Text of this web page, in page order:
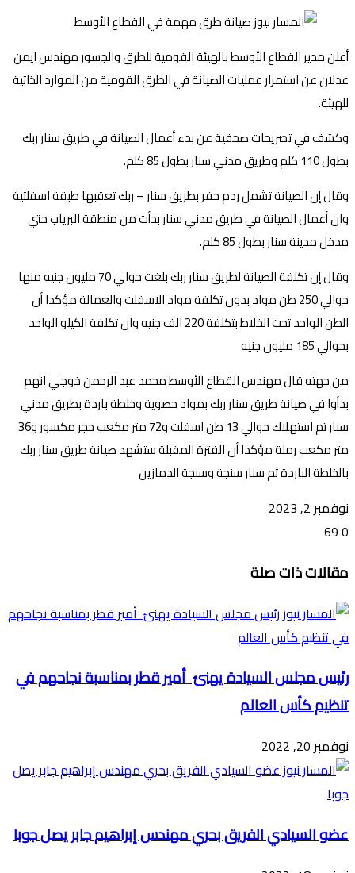
أعلن مدير القطاع الأوسط بالهيئة القومية للطرق والجسور مهندس ايمن
عدلان عن استمرار عمليات الصيانة في الطرق القومية من الموارد الذاتية
للهيئة.
وكشف في تصريحات صحفية عن بدء أعمال الصيانة في طريق سنار ربك
بطول 110 كلم وطريق مدني سنار بطول 85 كلم.
وقال إن الصيانة تشمل ردم حفر بطريق سنار – ربك تعقبها طبقة اسفلتية
وان أعمال الصيانة في طريق مدني سنار بدأت من منطقة البرياب حتي
مدخل مدينة سنار بطول 85 كلم.
وقال إن تكلفة الصيانة لطريق سنار ربك بلغت حوالي 70 مليون جنيه منها
حوالي 250 طن مواد بدون تكلفة مواد الاسفلت والعمالة مؤكدا أن
الطن الواحد تحت الخلاط بتكلفة 220 الف جنيه وان تكلفة الكيلو الواحد
بحوالي 185 مليون جنيه
من جهته قال مهندس القطاع الأوسط محمد عبد الرحمن خوجلي انهم
بدأوا في صيانة طريق سنار ربك بمواد حصوية وخلطة باردة بطريق مدني
سنار تم استهلاك حوالي 13 طن اسفلت و72 متر مكعب حجر مكسور و36
متر مكعب رملة مؤكدا أن الفترة المقبلة ستشهد صيانة طريق سنار ربك
بالخلطة الباردة ثم سنار سنجة وسنجة الدمازين
نوفمبر 2, 2023
0
عبر
البريد
مقالات ذات صلة
رئيس مجلس السيادة يهنئ أمير قطر بمناسبة نجاحهم في
تنظيم كأس العالم
نوفمبر 20, 2022
عضو السيادي الفريق بحري مهندس إبراهيم جابر يصل جوبا